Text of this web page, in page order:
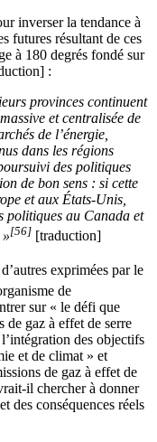
inverser la tendance à
futures résultant de ces
à 180 degrés fondé sur
:
provinces continuent
et centralisée de
de l’énergie,
dans les régions
des politiques
de bon sens : si cette
et aux États-Unis,
politiques au Canada et
[56] [traduction]
exprimées par le
de
sur « le défi que
de gaz à effet de serre
des objectifs
et de climat » et
de gaz à effet de
il chercher à donner
des conséquences réels